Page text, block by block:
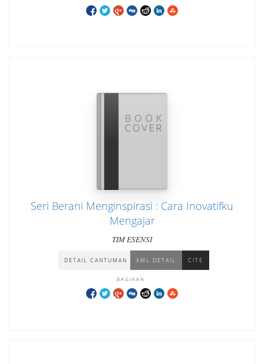
Seri Berani Menginspirasi : Cara Inovatifku
Mengajar
TIM ESENSI
DETAIL CANTUMAN XML DETAIL CITE
BAGIKAN: